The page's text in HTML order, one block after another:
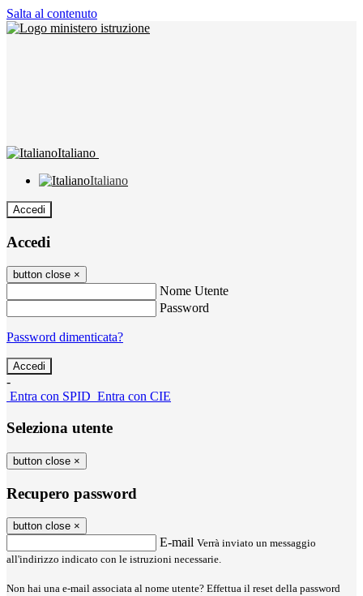
Salta al contenuto
Italiano
Italiano
Accedi
Accedi
button close ×
Nome Utente
Password
Password dimenticata?
-
Entra con SPID Entra con CIE
Seleziona utente
button close ×
Recupero password
button close ×
E-mail Verrà inviato un messaggio
all'indirizzo indicato con le istruzioni necessarie.
Non hai una e-mail associata al nome utente? Effettua il reset della password